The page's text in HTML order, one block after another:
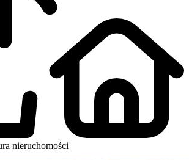
nieruchomości